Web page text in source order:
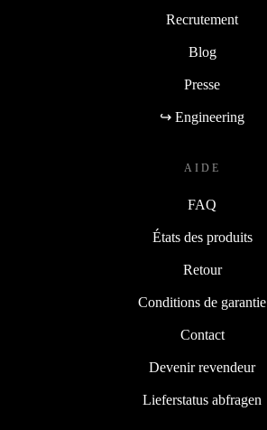
Recrutement
Blog
Presse
↪ Engineering
AIDE
FAQ
États des produits
Retour
Conditions de garantie
Contact
Devenir revendeur
Lieferstatus abfragen